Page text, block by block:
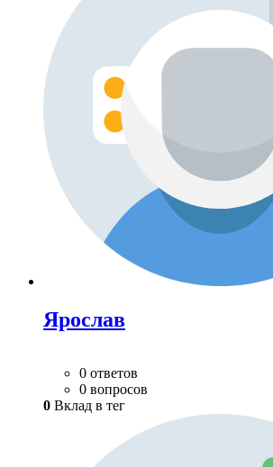
Ярослав
0 ответов
0 вопросов
0 Вклад в тег